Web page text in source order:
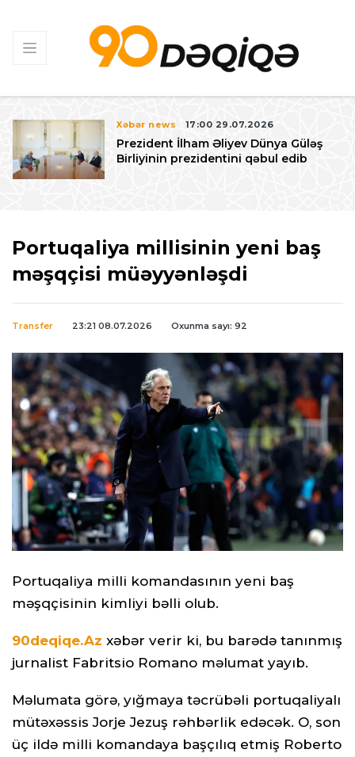
Xəbər news 17:00 29.07.2026
Prezident İlham Əliyev Dünya Güləş
Birliyinin prezidentini qəbul edib
Portuqaliya millisinin yeni baş
məşqçisi müəyyənləşdi
Transfer 23:21 08.07.2026 Oxunma sayı: 92
Portuqaliya milli komandasının yeni baş
məşqçisinin kimliyi bəlli olub.
90deqiqe.Az xəbər verir ki, bu barədə tanınmış
jurnalist Fabritsio Romano məlumat yayıb.
Məlumata görə, yığmaya təcrübəli portuqaliyalı
mütəxəssis Jorje Jezuş rəhbərlik edəcək. O, son
üç ildə milli komandaya başçılıq etmiş Roberto